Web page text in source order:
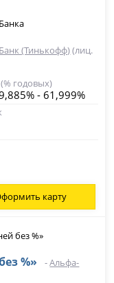
(Тинькофф)(лиц.
годовых)
- 61,999%
карту
%» -Альфа-